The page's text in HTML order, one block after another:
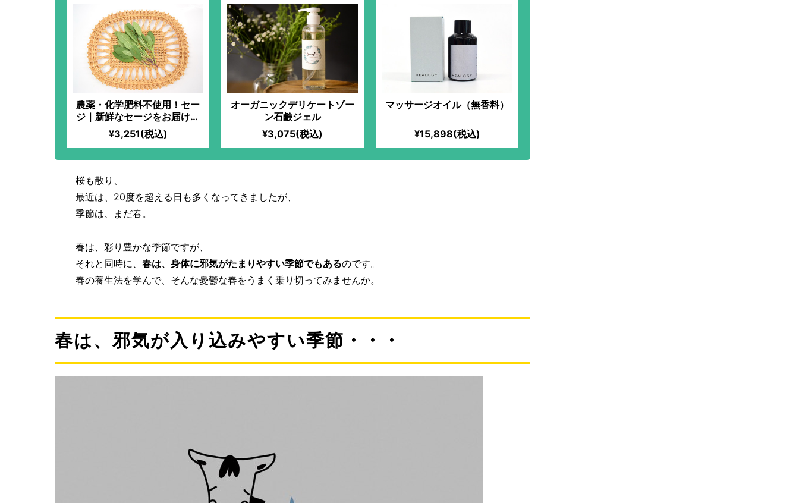
農薬・化学肥料不使用！セー
ジ｜新鮮なセージをお届け！
レモンを加えればすっきりと
した味わいのハーブティー
¥3,251(税込)
オーガニックデリケートゾー
ン石鹸ジェル
¥3,075(税込)
マッサージオイル（無香料）
¥15,898(税込)
桜も散り、
最近は、20度を超える日も多くなってきましたが、
季節は、まだ春。
春は、彩り豊かな季節ですが、
それと同時に、 春は、身体に邪気がたまりやすい季節でもあるのです。
春の養生法を学んで、そんな憂鬱な春をうまく乗り切ってみませんか。
春は、邪気が入り込みやすい季節・・・